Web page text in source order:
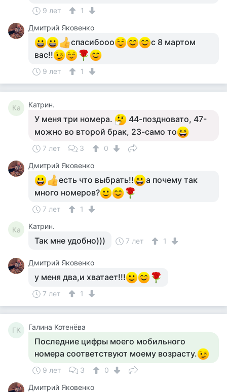
9 лет
1
Дмитрий Яковенко
спасибооо
с 8 мартом
вас!!
9 лет 1
Ка Катрин.
У меня три номера.
44-поздновато, 47-
можно во второй брак, 23-само то
7 лет 3
0
Дмитрий Яковенко
есть что выбрать!!
а почему так
много номеров?
7 лет 1
Ка Катрин.
Так мне удобно))) 7 лет 1
Дмитрий Яковенко
у меня два,и хватает!!!
7 лет 1
ГК Галина Котенёва
Последние цифры моего мобильного
номера соответствуют моему возрасту.
9 лет 3
0
Дмитрий Яковенко